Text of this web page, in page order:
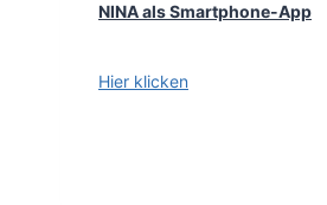
NINA als Smartphone-App
Hier klicken